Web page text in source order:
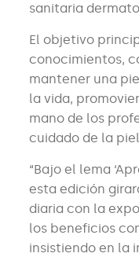
sanitaria
El objetivo
conocimientos,
mantener una
la vida,
mano de los
cuidado de la
“Bajo el lema
esta edición
diaria con la
los beneficios
insistiendo en la